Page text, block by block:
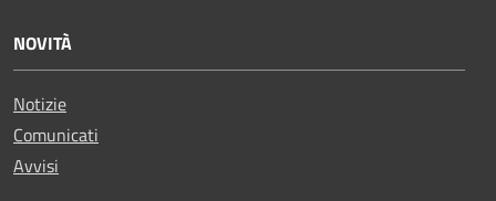
NOVITÀ
Notizie
Comunicati
Avvisi